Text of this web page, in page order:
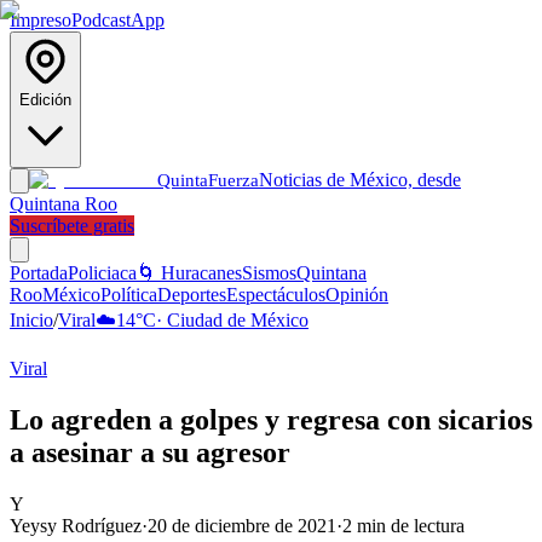
ImpresoPodcastApp
Edición
QuintaFuerzaNoticias de México, desde
Quintana Roo
Suscríbete gratis
PortadaPoliciaca 🌀 HuracanesSismosQuintana
RooMéxicoPolíticaDeportesEspectáculosOpinión
Inicio/Viral☁️14°C· Ciudad de México
Viral
Lo agreden a golpes y regresa con sicarios
a asesinar a su agresor
Y
Yeysy Rodríguez·20 de diciembre de 2021 ·2 min de lectura